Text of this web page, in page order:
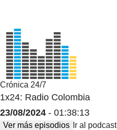
Crónica 24/7
1x24: Radio Colombia
23/08/2024 - 01:38:13
Ver más episodios Ir al podcast